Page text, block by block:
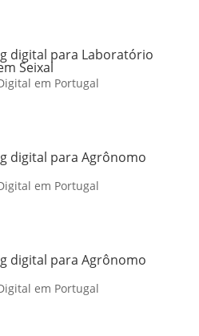
digital para Laboratório
Seixal
em Portugal
digital para Agrônomo
em Portugal
digital para Agrônomo
em Portugal